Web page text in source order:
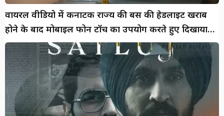
वायरल वीडियो में कर्नाटक राज्य की बस की हेडलाइट खराब
होने के बाद मोबाइल फोन टॉर्च का उपयोग करते हुए दिखाया
गया है घड़ी